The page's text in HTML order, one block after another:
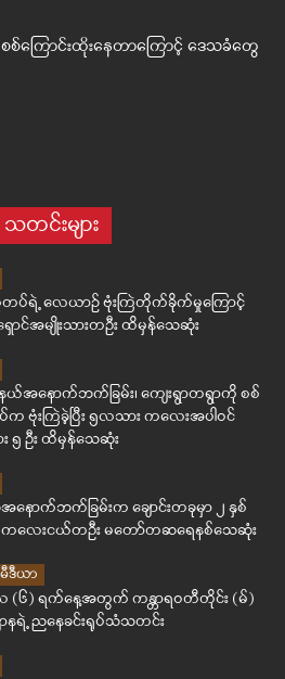
ကြောင်းထိုးနေတာကြောင့် ဒေသခံတွေ
တင်းများ
ပ်ရဲ့ လေယာဉ် ဗုံးကြဲတိုက်ခိုက်မှုကြောင့်
ောင်အမျိုးသားတဦး ထိမှန်သေဆုံး
ယ်အနောက်ဘက်ခြမ်း၊ ကျေးရွာတရွာကို စစ်
ဗုံးကြဲခဲ့ပြီး ၅လသား ကလေးအပါဝင်
၅ ဦး ထိမှန်သေဆုံး
နောက်ဘက်ခြမ်းက ချောင်းတခုမှာ ၂ နှစ်
ကလေးငယ်တဦး မတော်တဆရေနစ်သေဆုံး
ဒီယာ
၆) ရက်နေ့အတွက် ကန္တာရဝတီတိုင်း (မ်)
နရဲ့ ညနေခင်းရုပ်သံသတင်း